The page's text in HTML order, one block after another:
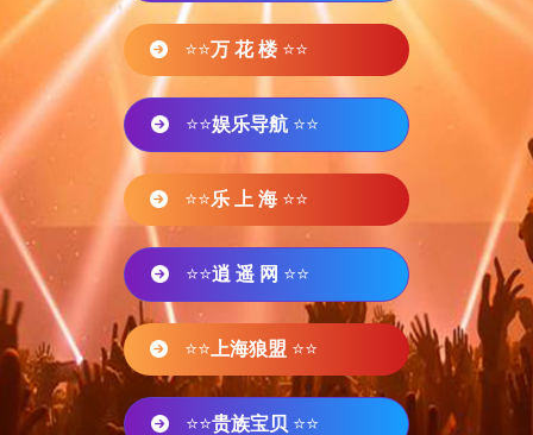
⭐⭐万 花 楼 ⭐⭐
⭐⭐娱乐导航 ⭐⭐
⭐⭐乐 上 海 ⭐⭐
⭐⭐逍 遥 网 ⭐⭐
⭐⭐ 上海狼盟 ⭐⭐
⭐⭐贵族宝贝 ⭐⭐